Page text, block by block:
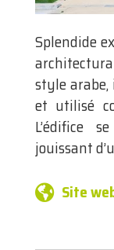
Splendide
style arabe,
et utilisé
L’édifice
jouissant
Site